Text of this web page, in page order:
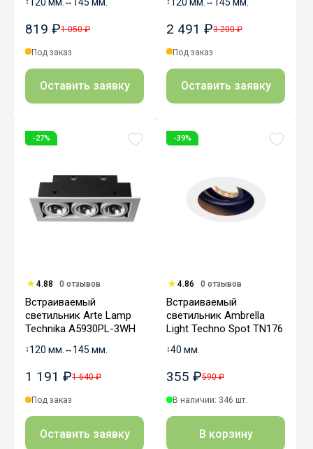
819 ₽1 050 ₽
Под заказ
Оставить заявку
2 491 ₽3 200 ₽
Под заказ
Оставить заявку
-27%
4.88 0 отзывов
Встраиваемый
светильник Arte Lamp
Technika A5930PL-3WH
↕120 мм. ↔ 145 мм.
1 191 ₽1 640 ₽
Под заказ
Оставить заявку
-39%
4.86 0 отзывов
Встраиваемый
светильник Ambrella
Light Techno Spot TN176
↕40 мм.
355 ₽590 ₽
В наличии: 346 шт.
В корзину